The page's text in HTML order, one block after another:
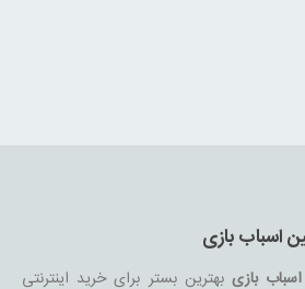
اسباب بازی
بازیبهترین بستر برای خرید اینترنتی